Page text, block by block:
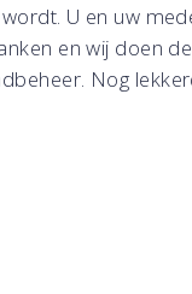
U en uw
en wij doen
Nog